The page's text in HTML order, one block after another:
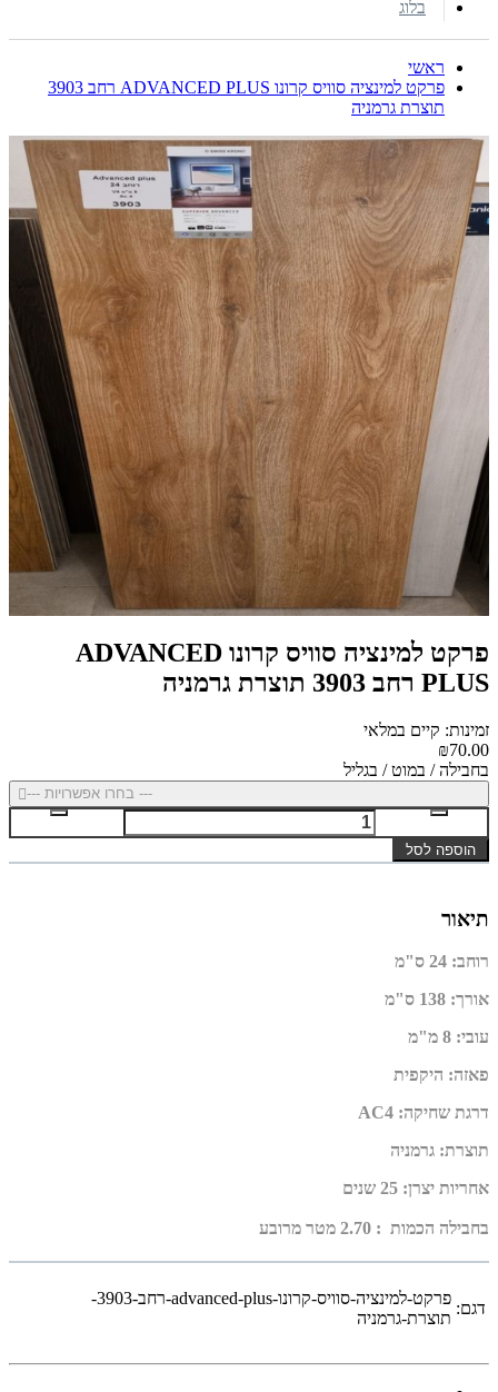
בלוג
ראשי
פרקט למינציה סוויס קרונו ADVANCED PLUS רחב 3903
תוצרת גרמניה
פרקט למינציה סוויס קרונו ADVANCED
PLUS רחב 3903 תוצרת גרמניה
זמינות: קיים במלאי
₪70.00
בחבילה / במוט / בגליל
--- בחרו אפשרויות ---
הוספה לסל
תיאור
רוחב: 24 ס"מ
אורך: 138 ס"מ
עובי: 8 מ"מ
פאזה: היקפית
דרגת שחיקה:
AC4
תוצרת: גרמניה
אחריות יצרן: 25 שנים
בחבילה הכמות : 2.70 מטר מרובע
דגם:
פרקט-למינציה-סוויס-קרונו-advanced-plus-רחב-3903-
תוצרת-גרמניה